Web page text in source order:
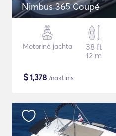
Nimbus 365 Coupé
Motorinė jachta
38 ft
12 m
$1,378 /naktinis